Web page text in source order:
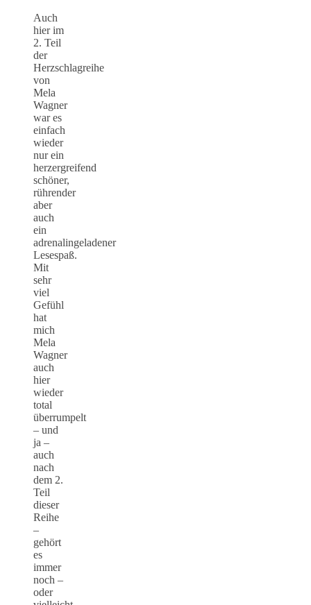
Auch
hier im
2. Teil
der
Herzschlagreihe
von
Mela
Wagner
war es
einfach
wieder
nur ein
herzergreifend
schöner,
rührender
aber
auch
ein
adrenalingeladener
Lesespaß.
Mit
sehr
viel
Gefühl
hat
mich
Mela
Wagner
auch
hier
wieder
total
überrumpelt
– und
ja –
auch
nach
dem 2.
Teil
dieser
Reihe
–
gehört
es
immer
noch –
oder